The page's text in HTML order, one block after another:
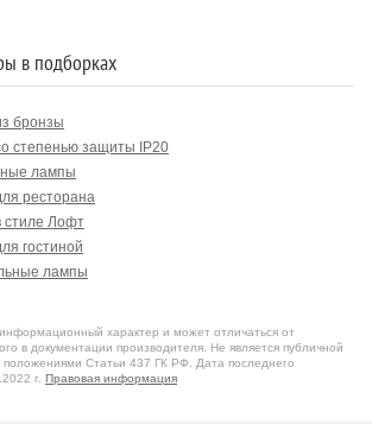
в подборках
бронзы
степенью защиты IP20
лампы
ресторана
стиле Лофт
гостиной
лампы
характер и может отличаться от
в документации производителя. Не является публичной
Статьи 437 ГК РФ. Дата последнего
г. Правовая информация